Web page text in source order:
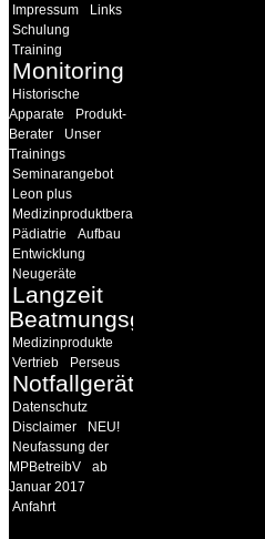
Impressum
Links
Schulung
Training
Monitoring
Historische
Apparate
Produkt-
Berater
Unser
Trainings
Seminarangebot
Leon plus
Medizinproduktberater
Pädiatrie
Aufbau
Entwicklung
Neugeräte
Langzeit
Beatmungsgeräte
Medizinprodukte
Vertrieb
Perseus
Notfallgeräte
Datenschutz
Disclaimer
NEU!
Neufassung der
MPBetreibV
ab
Januar 2017
Anfahrt